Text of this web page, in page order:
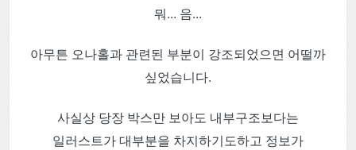
뭐... 음...
아무튼 오나홀과 관련된 부분이 강조되었으면 어떨까
싶었습니다.
사실상 당장 박스만 보아도 내부구조보다는
일러스트가 대부분을 차지하기도하고 정보가